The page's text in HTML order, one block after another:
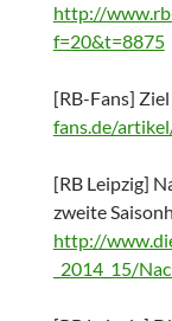
http://
f=20&t=8875
[RB-Fans]
fans.de/
[RB Leipzig]
zweite
http://
_2014_15/